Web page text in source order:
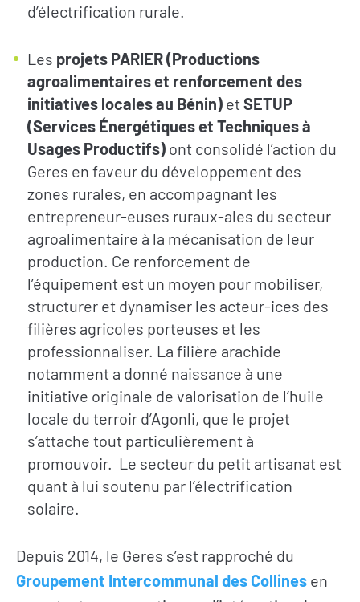
S’INFORMER
L’actualité du
Geres
L’actualité des
projets
Guides et
études
AGIR
Citoyen·ne·s
Institutions et
collectivités
Fondations
d’électrification rurale.
Les projets PARIER (Productions
agroalimentaires et renforcement des
initiatives locales au Bénin) etSETUP
(Services Énergétiques et Techniques à
Usages Productifs) ont consolidé l’action du
Geres en faveur du développement des
zones rurales, en accompagnant les
entrepreneur-euses ruraux-ales du secteur
agroalimentaire à la mécanisation de leur
production. Ce renforcement de
l’équipement est un moyen pour mobiliser,
structurer et dynamiser les acteur-ices des
filières agricoles porteuses et les
professionnaliser. La filière arachide
notamment a donné naissance à une
initiative originale de valorisation de l’huile
locale du terroir d’Agonli, que le projet
s’attache tout particulièrement à
promouvoir. Le secteur du petit artisanat est
quant à lui soutenu par l’électrification
solaire.
Depuis 2014, le Geres s’est rapproché du
Groupement Intercommunal des Collines en